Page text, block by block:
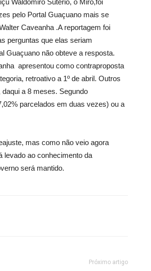
Waldomiro Sutério, o Miro,foi
pelo Portal Guaçuano mais se
Caveanha .A reportagem foi
perguntas que elas seriam
Guaçuano não obteve a resposta.
apresentou como contraproposta
retroativo a 1º de abril. Outros
a 8 meses. Segundo
parcelados em duas vezes) ou a
mas como não veio agora
levado ao conhecimento da
será mantido.
Próximo artigo